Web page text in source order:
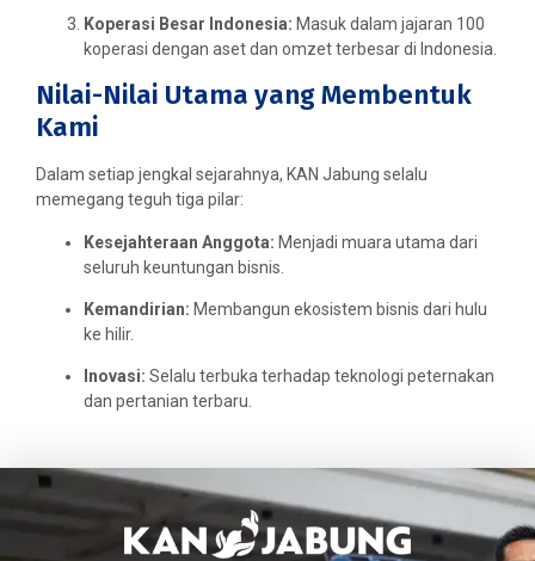
Koperasi Besar Indonesia: Masuk dalam jajaran 100
koperasi dengan aset dan omzet terbesar di Indonesia.
Nilai-Nilai Utama yang Membentuk
Kami
Dalam setiap jengkal sejarahnya, KAN Jabung selalu
memegang teguh tiga pilar:
Kesejahteraan Anggota: Menjadi muara utama dari
seluruh keuntungan bisnis.
Kemandirian: Membangun ekosistem bisnis dari hulu
ke hilir.
Inovasi: Selalu terbuka terhadap teknologi peternakan
dan pertanian terbaru.